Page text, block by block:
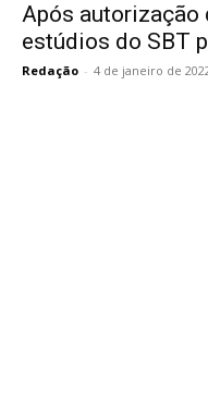
Após autorização
estúdios do SBT
Redação - 4 de janeiro de